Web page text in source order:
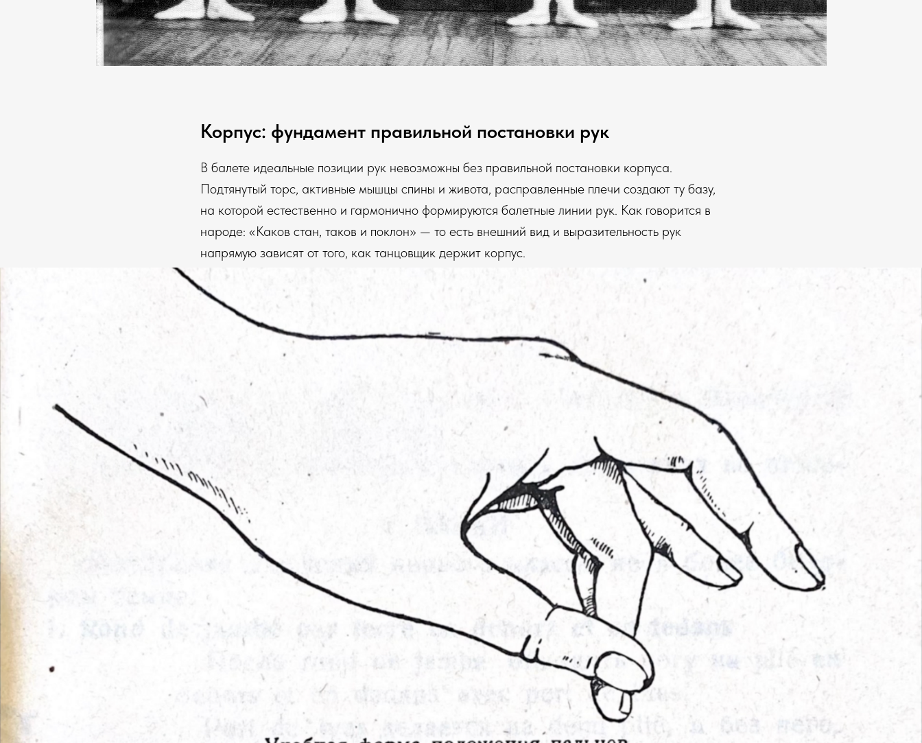
Корпус: фундамент правильной постановки рук
В балете идеальные позиции рук невозможны без правильной постановки корпуса.
Подтянутый торс, активные мышцы спины и живота, расправленные плечи создают ту базу,
на которой естественно и гармонично формируются балетные линии рук. Как говорится в
народе: «Каков стан, таков и поклон» — то есть внешний вид и выразительность рук
напрямую зависят от того, как танцовщик держит корпус.